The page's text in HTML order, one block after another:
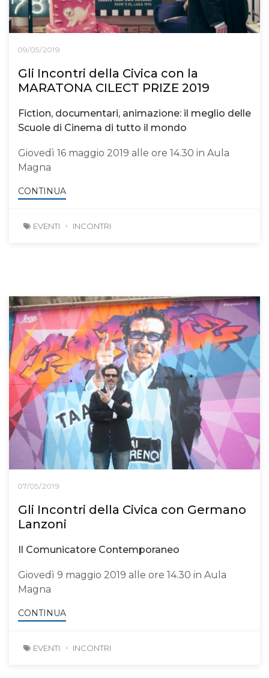
09/05/2019
Gli Incontri della Civica con la
MARATONA CILECT PRIZE 2019
Fiction, documentari, animazione: il meglio delle
Scuole di Cinema di tutto il mondo
Giovedì 16 maggio 2019 alle ore 14.30 in Aula
Magna
CONTINUA
EVENTI INCONTRI
07/05/2019
Gli Incontri della Civica con Germano
Lanzoni
Il Comunicatore Contemporaneo
Giovedì 9 maggio 2019 alle ore 14.30 in Aula
Magna
CONTINUA
EVENTI INCONTRI